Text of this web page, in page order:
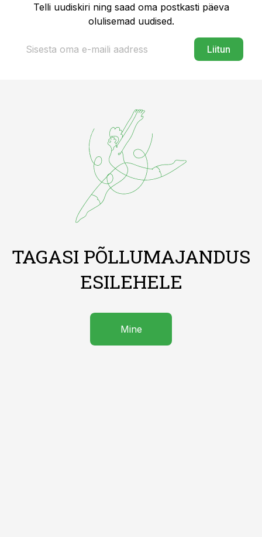
Telli uudiskiri ning saad oma postkasti päeva
olulisemad uudised.
Liitun
TAGASI PÕLLUMAJANDUS
ESILEHELE
Mine